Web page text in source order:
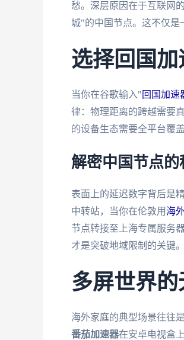
愁。深层原因在于互联网
城"的中国节点。这不仅是
选择回国加
当你在谷歌输入"回国加速
律：物理距离的跨越需要
的设备生态需要全平台覆
解密中国节点的
表面上的延迟数字背后是
中转站，当你在伦敦用 海
节点转接至上海专属服务
才是突破地域限制的关键。
多屏世界
海外家庭的典型场景往往
番茄加速器在安卓电视盒